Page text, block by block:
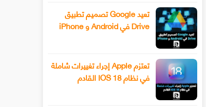
تعيد Google تصميم تطبيق
Drive في Android و iPhone
تعتزم Apple إجراء تغييرات شاملة
في نظام IOS 18 القادم